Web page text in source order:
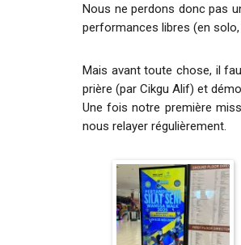
Nous ne perdons donc pas
performances libres (en
Mais avant toute chose, il
prière (par Cikgu Alif) et
Une fois notre première
nous relayer régulièrement.